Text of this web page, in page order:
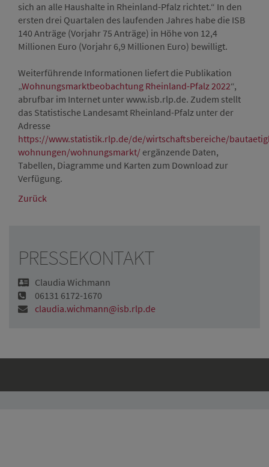
sich an alle Haushalte in Rheinland-Pfalz richtet.“ In den
ersten drei Quartalen des laufenden Jahres habe die ISB
140 Anträge (Vorjahr 75 Anträge) in Höhe von 12,4
Millionen Euro (Vorjahr 6,9 Millionen Euro) bewilligt.
Weiterführende Informationen liefert die Publikation
„Wohnungsmarktbeobachtung Rheinland-Pfalz 2022“,
abrufbar im Internet unter www.isb.rlp.de. Zudem stellt
das Statistische Landesamt Rheinland-Pfalz unter der
Adresse
https://www.statistik.rlp.de/de/wirtschaftsbereiche/
wohnungen/wohnungsmarkt/ ergänzende Daten,
Tabellen, Diagramme und Karten zum Download zur
Verfügung.
Zurück
PRESSEKONTAKT
Claudia Wichmann
06131 6172-1670
claudia.wichmann@isb.rlp.de